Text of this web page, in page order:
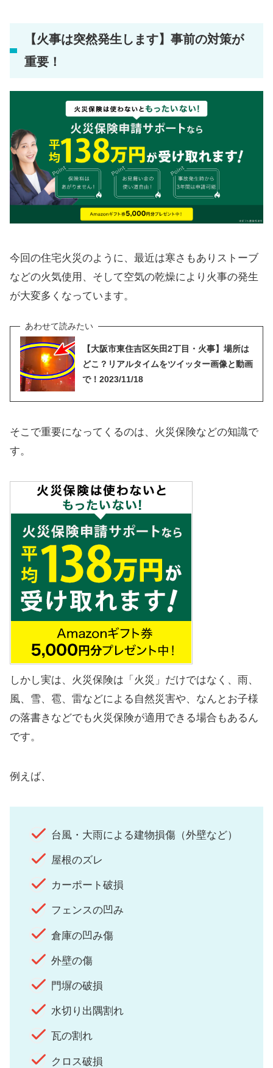
【火事は突然発生します】事前の対策が
重要！
今回の住宅火災のように、最近は寒さもありストーブ
などの火気使用、そして空気の乾燥により火事の発生
が大変多くなっています。
【大阪市東住吉区矢田2丁目・火事】場所は
どこ？リアルタイムをツイッター画像と動画
で！2023/11/18
そこで重要になってくるのは、火災保険などの知識で
す。
しかし実は、火災保険は「火災」だけではなく、雨、
風、雪、雹、雷などによる自然災害や、なんとお子様
の落書きなどでも火災保険が適用できる場合もあるん
です。
例えば、
台風・大雨による建物損傷（外壁など）
屋根のズレ
カーポート破損
フェンスの凹み
倉庫の凹み傷
外壁の傷
門塀の破損
水切り出隅割れ
瓦の割れ
クロス破損